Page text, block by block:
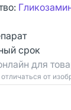
срок
для
от